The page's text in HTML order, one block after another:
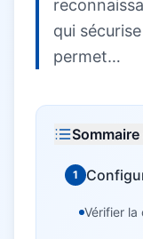
qui
permet…
1
Vérifier